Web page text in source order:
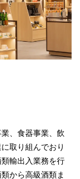
、食器事業、飲
取り組んでおり
輸出入業務を行
から高級酒類ま